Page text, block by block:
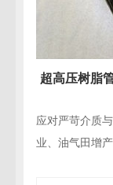
流体传输
、化学工
下输送具有